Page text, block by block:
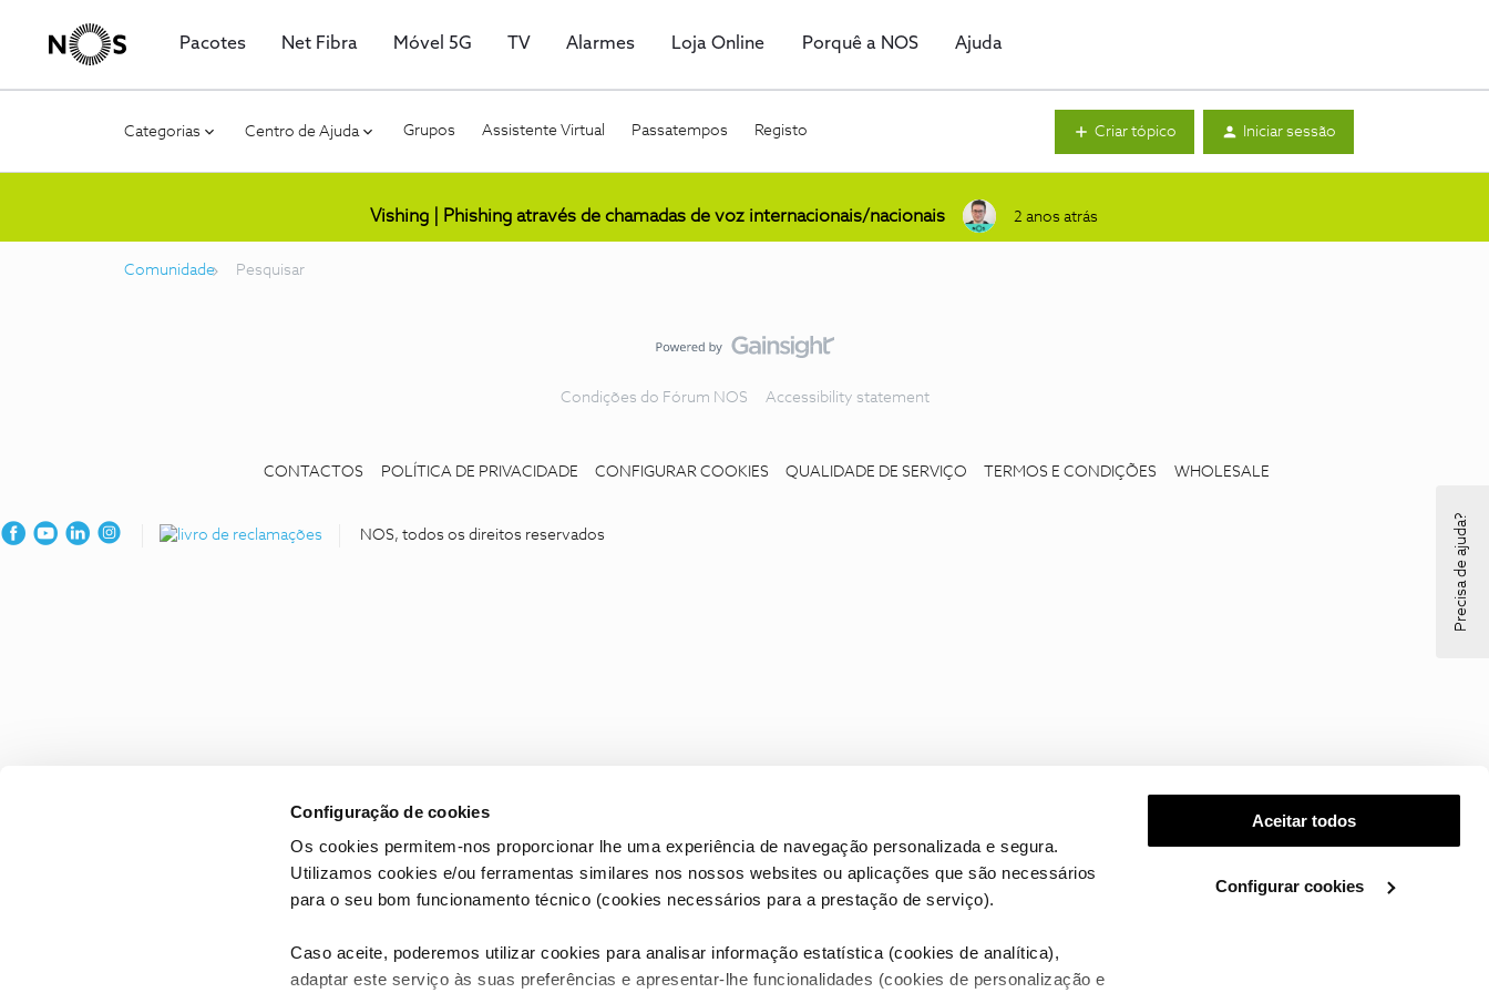
Configuração de cookies
Os cookies permitem-nos proporcionar lhe uma experiência de navegação personalizada e segura.
Utilizamos cookies e/ou ferramentas similares nos nossos websites ou aplicações que são necessários
para o seu bom funcionamento técnico (cookies necessários para a prestação de serviço).
Caso aceite, poderemos utilizar cookies para analisar informação estatística (cookies de analítica),
adaptar este serviço às suas preferências e apresentar-lhe funcionalidades (cookies de personalização e
Aceitar todos
Configurar cookies
Pacotes Net Fibra Móvel 5G TV Alarmes Loja Online Porquê a NOS Ajuda
Categorias Centro de Ajuda Grupos Assistente Virtual Passatempos Registo Criar tópico Iniciar sessão
Vishing | Phishing através de chamadas de voz internacionais/nacionais 2 anos atrás
Comunidade Pesquisar
Condições do Fórum NOS Accessibility statement
CONTACTOS POLÍTICA DE PRIVACIDADE CONFIGURAR COOKIES QUALIDADE DE SERVIÇO TERMOS E CONDIÇÕES WHOLESALE
NOS, todos os direitos reservados Precisa de ajuda?